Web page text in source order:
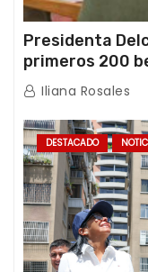
Presidenta
primeros 200
de los Abuelos
Iliana Rosales
DESTACADO